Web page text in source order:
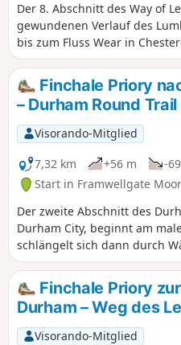
Der 8. Abschnitt des Way of
gewundenen Verlauf des
bis zum Fluss Wear in
Wanderung führt durch
Wood, umrundet Lumley
Mary and St. Cuthbert im
Finchale Priory
– Durham Round Trail
Visorando-Mitglied
7,32 km
+56 m -
Start in Framwellgate
Der zweite Abschnitt des
Durham City, beginnt am
schlängelt sich dann durch
Ackerland, um am
Ufer des Flusses Wear zu
Riverside Park zum Chester-
erste Teil der Wanderung
dann geht es von Lumley aus
Finchale Priory
Durham – Weg des
Visorando-Mitglied